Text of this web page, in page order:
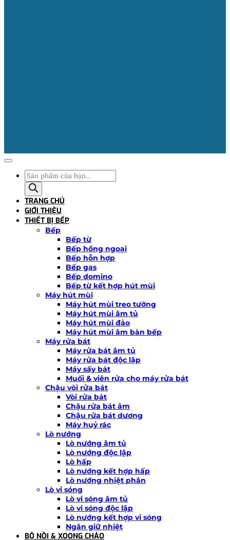
Tìm
kiếm
sản
phẩm
TRANG CHỦ
GIỚI THIỆU
THIẾT BỊ BẾP
Bếp
Bếp từ
Bếp hồng ngoại
Bếp hỗn hợp
Bếp gas
Bếp domino
Bếp từ kết hợp hút mùi
Máy hút mùi
Máy hút mùi treo tường
Máy hút mùi âm tủ
Máy hút mùi đảo
Máy hút mùi âm bàn bếp
Máy rửa bát
Máy rửa bát âm tủ
Máy rửa bát độc lập
Máy sấy bát
Muối & viên rửa cho máy rửa bát
Chậu vòi rửa bát
Vòi rửa bát
Chậu rửa bát âm
Chậu rửa bát dương
Máy huỷ rác
Lò nướng
Lò nướng âm tủ
Lò nướng độc lập
Lò hấp
Lò nướng kết hợp hấp
Lò nướng nhiệt phân
Lò vi sóng
Lò vi sóng âm tủ
Lò vi sóng độc lập
Lò nướng kết hợp vi sóng
Ngăn giữ nhiệt
BỘ NỒI & XOONG CHẢO